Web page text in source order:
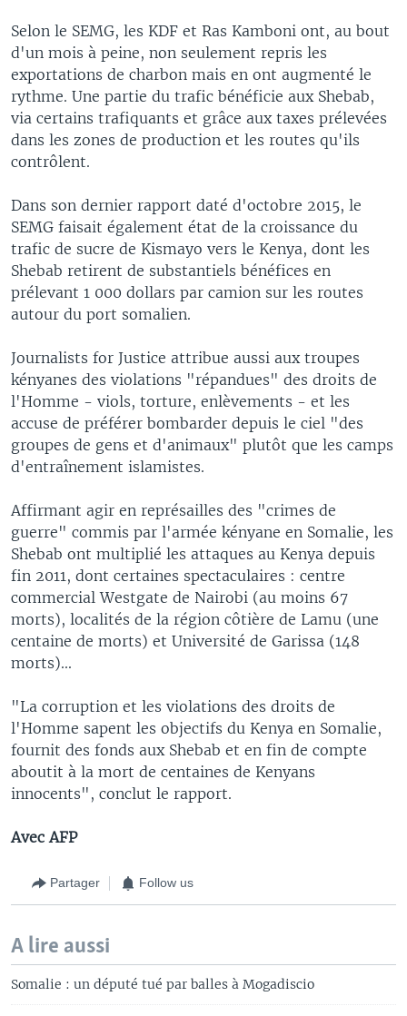
Selon le SEMG, les KDF et Ras Kamboni ont, au bout
d'un mois à peine, non seulement repris les
exportations de charbon mais en ont augmenté le
rythme. Une partie du trafic bénéficie aux Shebab,
via certains trafiquants et grâce aux taxes prélevées
dans les zones de production et les routes qu'ils
contrôlent.
Dans son dernier rapport daté d'octobre 2015, le
SEMG faisait également état de la croissance du
trafic de sucre de Kismayo vers le Kenya, dont les
Shebab retirent de substantiels bénéfices en
prélevant 1 000 dollars par camion sur les routes
autour du port somalien.
Journalists for Justice attribue aussi aux troupes
kényanes des violations "répandues" des droits de
l'Homme - viols, torture, enlèvements - et les
accuse de préférer bombarder depuis le ciel "des
groupes de gens et d'animaux" plutôt que les camps
d'entraînement islamistes.
Affirmant agir en représailles des "crimes de
guerre" commis par l'armée kényane en Somalie, les
Shebab ont multiplié les attaques au Kenya depuis
fin 2011, dont certaines spectaculaires : centre
commercial Westgate de Nairobi (au moins 67
morts), localités de la région côtière de Lamu (une
centaine de morts) et Université de Garissa (148
morts)...
"La corruption et les violations des droits de
l'Homme sapent les objectifs du Kenya en Somalie,
fournit des fonds aux Shebab et en fin de compte
aboutit à la mort de centaines de Kenyans
innocents", conclut le rapport.
Avec AFP
Partager Follow us
A lire aussi
Somalie : un député tué par balles à Mogadiscio